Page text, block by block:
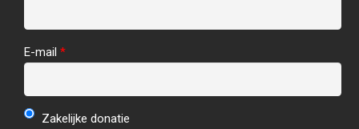
E-mail *
Zakelijke donatie